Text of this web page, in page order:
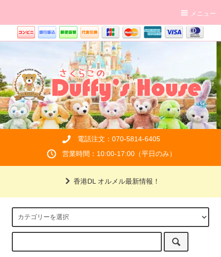
メニュー
電話注文：070-5814-6405
営業時間：10:00-17:00（平日のみ）
香港DL オルメル最新情報！